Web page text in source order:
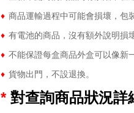
♦ 商品運輸過程中可能會損壞，包
♦ 有電池的商品，沒有額外說明損
♦ 不能保證每盒商品外盒可以像新
♦ 貨物出門，不設退換。
* 對查詢商品狀況詳